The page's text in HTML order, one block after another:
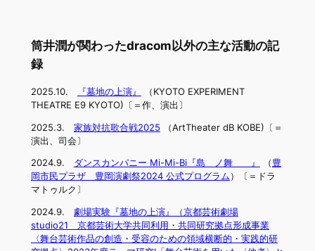
筒井潤が関わったdracom以外の主な活動の記
録
2025.10. 『墓地の上演』
（KYOTO EXPERIMENT
THEATRE E9 KYOTO)〔＝作、演出〕
2025.3. 家族対抗歌合戦2025 （ArtTheater dB KOBE)〔＝
演出、司会〕
2024.9. ダンスカンパニー Mi-Mi-Bi『島ゞノ舞ゝゝ』 （ 豊
岡市民プラザ 豊岡演劇祭2024 公式プログラム ）〔＝ドラ
マトゥルク〕
2024.9. 劇場実験『墓地の上演』（京都芸術劇場
studio21 京都芸術大学共同利用・共同研究拠点形成事業
〈舞台芸術作品の創造・受容のための領域横断的・実践的研